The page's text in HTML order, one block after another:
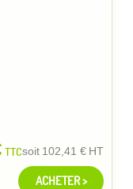
TTCsoit 102,41 € HT
ACHETER >